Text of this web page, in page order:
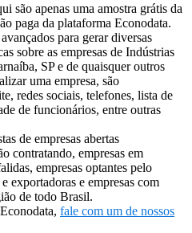
são apenas uma amostra grátis da
paga da plataforma Econodata.
para gerar diversas
sobre as empresas de Indústrias
SP e de quaisquer outros
uma empresa, são
redes sociais, telefones, lista de
de funcionários, entre outras
de empresas abertas
contratando, empresas em
empresas optantes pelo
exportadoras e empresas com
de todo Brasil.
fale com um de nossos